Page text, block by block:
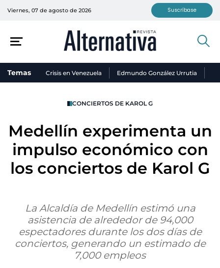
Viernes, 07 de agosto de 2026 Suscríbase
Temas Crisis en Venezuela Edmundo González Urrutia
CONCIERTOS DE KAROL G
Medellín experimenta un
impulso económico con
los conciertos de Karol G
La Alcaldía de Medellín estimó una
asistencia de alrededor de 94,000
espectadores durante los dos días de
conciertos, generando un estimado de
7,000 empleos